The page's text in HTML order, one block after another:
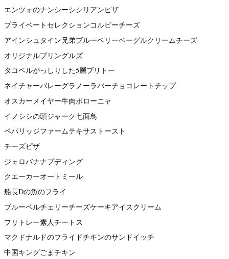
エンツォのナンシーシシリアンピザ
プライベートセレクションコルビーチーズ
アインシュタイン兄弟ブルーベリーベーグルクリームチーズ
オリジナルプリングルズ
タコベルがっしりした5層ブリトー
ネイチャーバレーグラノーラバーチョコレートチップ
オスカーメイヤー牛肉ボローニャ
イノシシの頭ジャーク七面鳥
ペパリッジファームテキサストースト
チーズピザ
ジェロバナナプディング
クエーカーオートミール
船長Dの魚のフライ
ブルーベルチェリーチーズケーキアイスクリーム
フリトレー素人チートス
マクドナルドのフライドチキンのサンドイッチ
中国キングごまチキン